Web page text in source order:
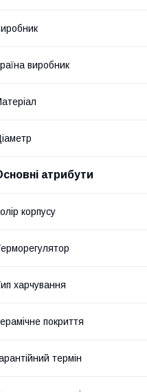
виробник
атрибути
корпусу
харчування
покриття
термін